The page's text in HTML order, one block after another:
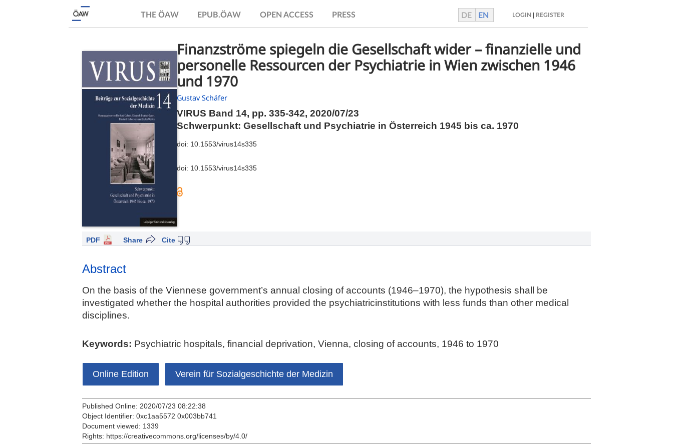
THE ÖAW EPUB.ÖAW OPEN ACCESS PRESS DE EN LOGIN REGISTER
Finanzströme spiegeln die Gesellschaft wider – finanzielle und
personelle Ressourcen der Psychiatrie in Wien zwischen 1946
und 1970
Gustav Schäfer
VIRUS Band 14, pp. 335-342, 2020/07/23
Schwerpunkt: Gesellschaft und Psychiatrie in Österreich 1945 bis ca. 1970
doi: 10.1553/virus14s335
doi: 10.1553/virus14s335
PDF Cite
Share
Abstract
On the basis of the Viennese government’s annual closing of accounts (1946–1970), the hypothesis shall be
investigated whether the hospital authorities provided the psychiatricinstitutions with less funds than other medical
disciplines.
Keywords: Psychiatric hospitals, financial deprivation, Vienna, closing of accounts, 1946 to 1970
Online Edition Verein für Sozialgeschichte der Medizin
Published Online: 2020/07/23 08:22:38
Object Identifier: 0xc1aa5572 0x003bb741
Document viewed: 1339
Rights: https://creativecommons.org/licenses/by/4.0/